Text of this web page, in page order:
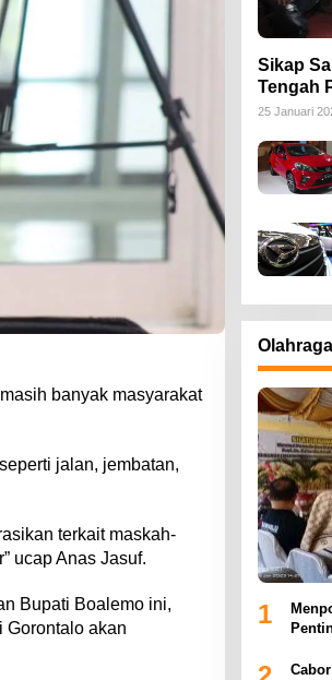
banyak masyarakat
jalan, jembatan,
terkait maskah-
ucap Anas Jasuf.
Bupati Boalemo ini,
Gorontalo akan
Sikap
Tengah
25 Januari
1